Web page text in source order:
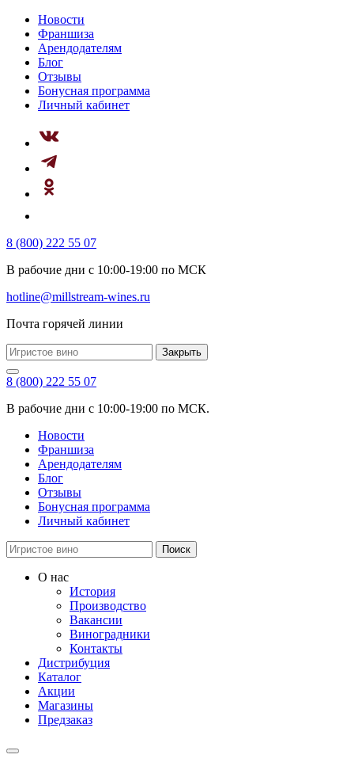
Новости
Франшиза
Арендодателям
Блог
Отзывы
Бонусная программа
Личный кабинет
8 (800) 222 55 07
В рабочие дни с 10:00-19:00 по МСК
hotline@millstream-wines.ru
Почта горячей линии
Закрыть
8 (800) 222 55 07
В рабочие дни с 10:00-19:00 по МСК.
Новости
Франшиза
Арендодателям
Блог
Отзывы
Бонусная программа
Личный кабинет
Поиск
О нас
История
Производство
Вакансии
Виноградники
Контакты
Дистрибуция
Каталог
Акции
Магазины
Предзаказ